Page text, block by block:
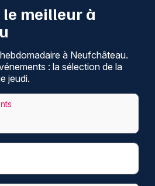
meilleur à
à Neufchâteau.
: la sélection de la
jeudi.